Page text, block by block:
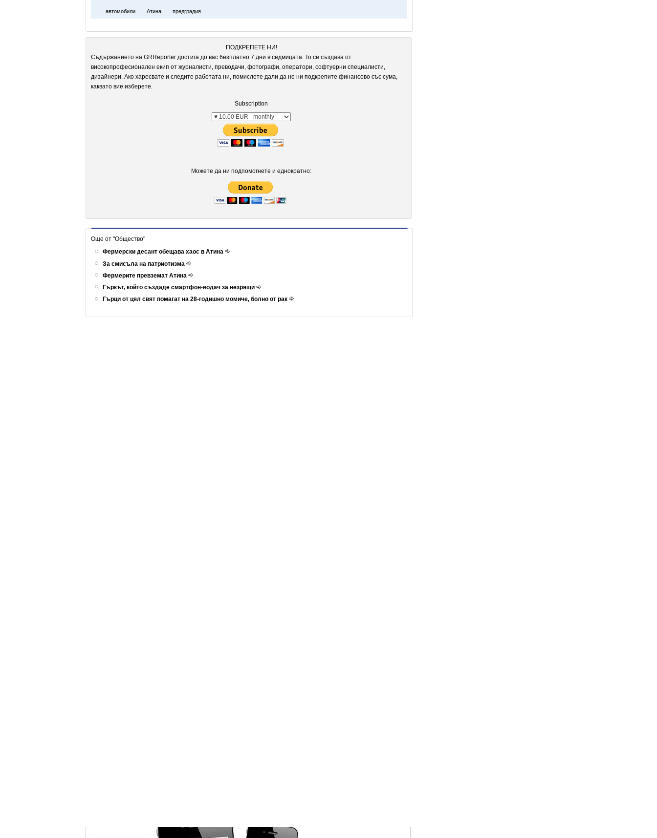
автомобили Атина предградия
ПОДКРЕПЕТЕ НИ!
Съдържанието на GRReporter достига до вас безплатно 7 дни в седмицата. То се създава от
високопрофесионален екип от журналисти, преводачи, фотографи, оператори, софтуерни специалисти,
дизайнери. Ако харесвате и следите работата ни, помислете дали да не ни подкрепите финансово със сума,
каквато вие изберете.
Subscription
Можете да ни подпомогнете и еднократно:
Още от "Общество"
Фермерски десант обещава хаос в Атина
За смисъла на патриотизма
Фермерите превземат Атина
Гъркът, който създаде смартфон-водач за незрящи
Гърци от цял свят помагат на 28-годишно момиче, болно от рак